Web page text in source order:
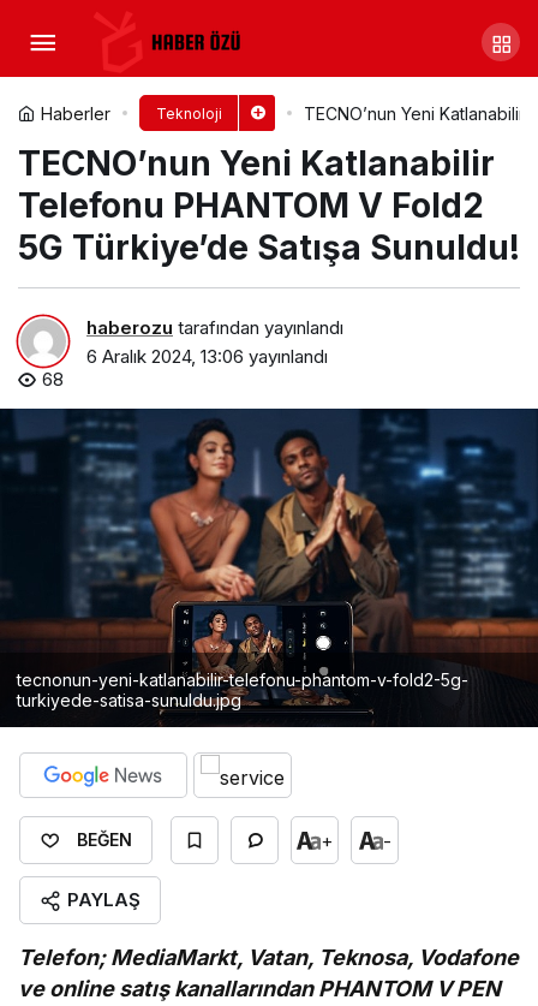
Haberler Teknoloji TECNO’nun Yeni Katlanabilir
TECNO’nun Yeni Katlanabilir
Telefonu PHANTOM V Fold2
5G Türkiye’de Satışa Sunuldu!
haberozu tarafından yayınlandı
6 Aralık 2024, 13:06 yayınlandı
68
tecnonun-yeni-katlanabilir-telefonu-phantom-v-fold2-5g-
turkiyede-satisa-sunuldu.jpg
BEĞEN + -
PAYLAŞ
Telefon; MediaMarkt, Vatan, Teknosa, Vodafone
ve online satış kanallarından PHANTOM V PEN
Samsung One UI 7 Beta
sürümü geleceğin mobil AI deneyimine
kapı aralıyor
Yorum Yap